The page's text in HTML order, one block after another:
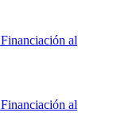
Financiación al
Financiación al